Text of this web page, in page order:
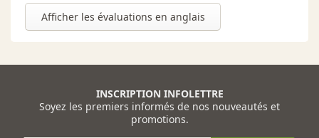
Afficher les évaluations en anglais
INSCRIPTION INFOLETTRE
Soyez les premiers informés de nos nouveautés et
promotions.